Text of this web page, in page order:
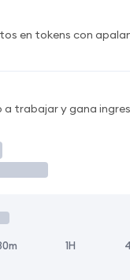
en tokens con
a trabajar y gana
1H